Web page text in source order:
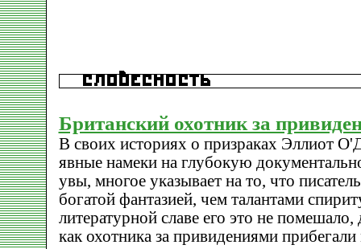
Британский охотник за
В своих историях о призраках Эллиот
явные намеки на глубокую
увы, многое указывает на то, что
богатой фантазией, чем талантами
литературной славе его это не
как охотника за привидениями